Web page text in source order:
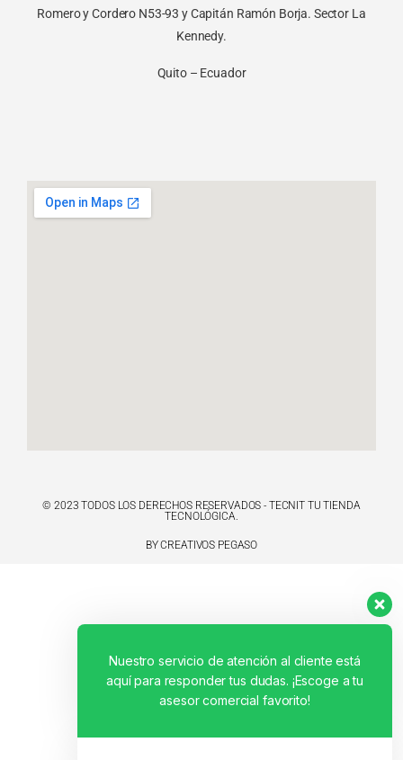
Romero y Cordero N53-93 y Capitán Ramón Borja. Sector La
Kennedy.
Quito – Ecuador
© 2023 TODOS LOS DERECHOS RESERVADOS - TECNIT TU TIENDA
TECNOLÓGICA.
BY CREATIVOS PEGASO
Nuestro servicio de atención al cliente está
aquí para responder tus dudas. ¡Escoge a tu
asesor comercial favorito!